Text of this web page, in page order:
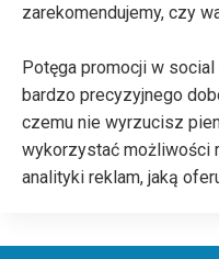
zarekomendujemy, czy
Potęga promocji w
bardzo precyzyjnego
czemu nie wyrzucisz
wykorzystać możliwości
analityki reklam, jaką